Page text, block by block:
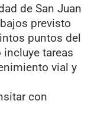
de San Juan
previsto
puntos del
tareas
vial y
con